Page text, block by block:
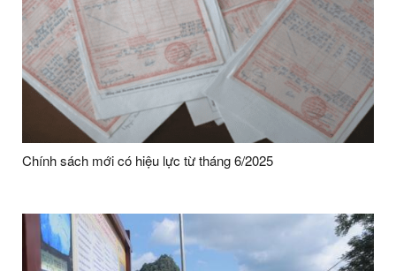
Chính sách mới có hiệu lực từ tháng 6/2025